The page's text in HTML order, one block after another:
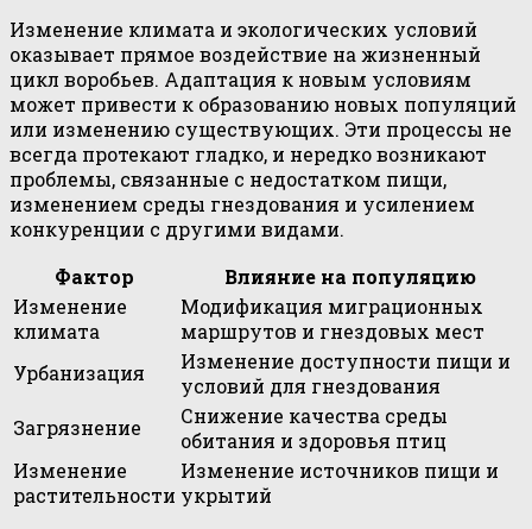
Изменение климата и экологических условий
оказывает прямое воздействие на жизненный
цикл воробьев. Адаптация к новым условиям
может привести к образованию новых популяций
или изменению существующих. Эти процессы не
всегда протекают гладко, и нередко возникают
проблемы, связанные с недостатком пищи,
изменением среды гнездования и усилением
конкуренции с другими видами.
Фактор
Влияние на популяцию
Изменение
климата
Модификация миграционных
маршрутов и гнездовых мест
Урбанизация
Изменение доступности пищи и
условий для гнездования
Загрязнение
Снижение качества среды
обитания и здоровья птиц
Изменение
растительности
Изменение источников пищи и
укрытий